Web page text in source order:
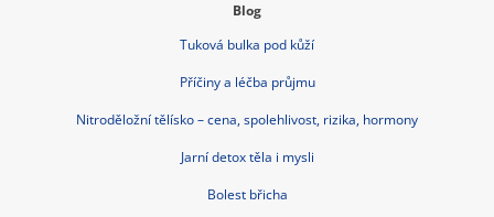
Blog
Tuková bulka pod kůží
Příčiny a léčba průjmu
Nitroděložní tělísko – cena, spolehlivost, rizika, hormony
Jarní detox těla i mysli
Bolest břicha